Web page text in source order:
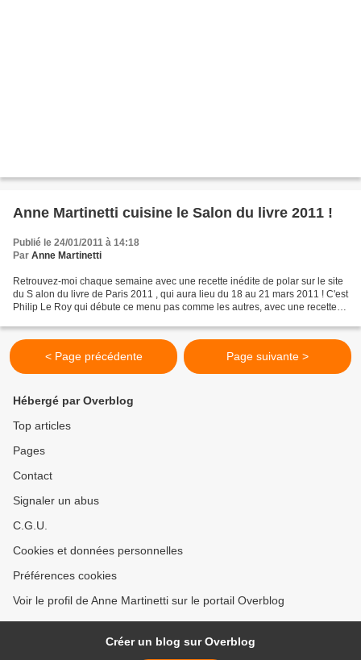
Anne Martinetti cuisine le Salon du livre 2011 !
Publié le 24/01/2011 à 14:18
Par Anne Martinetti
Retrouvez-moi chaque semaine avec une recette inédite de polar sur le site
du S alon du livre de Paris 2011 , qui aura lieu du 18 au 21 mars 2011 ! C'est
Philip Le Roy qui débute ce menu pas comme les autres, avec une recette
< Page précédente Page suivante >
Hébergé par Overblog
Top articles
Pages
Contact
Signaler un abus
C.G.U.
Cookies et données personnelles
Préférences cookies
Voir le profil de Anne Martinetti sur le portail Overblog
Créer un blog sur Overblog